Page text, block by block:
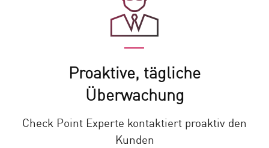
Proaktive, tägliche
Überwachung
Check Point Experte kontaktiert proaktiv den
Kunden